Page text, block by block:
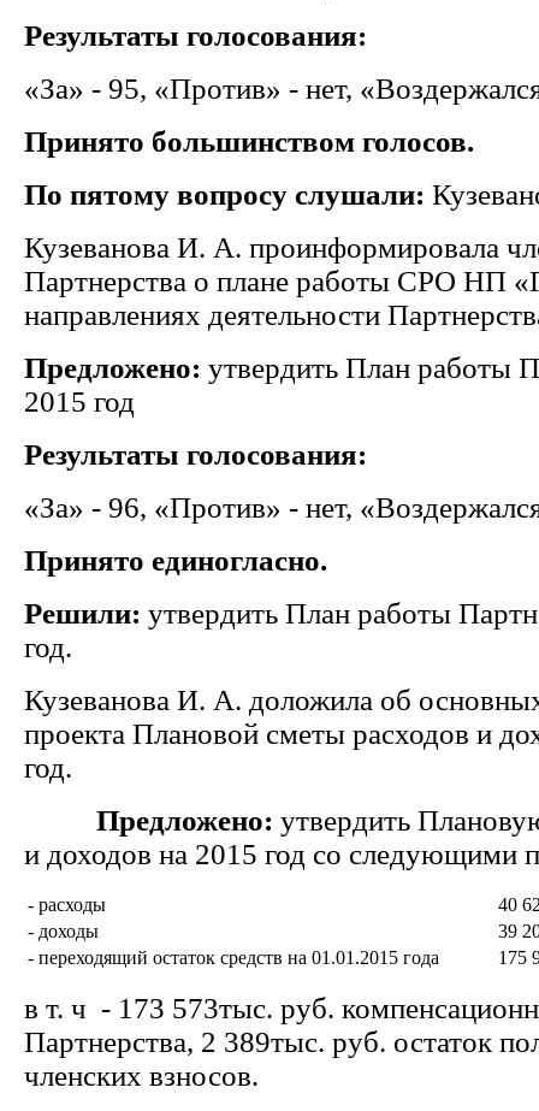
Результаты голосования:
«За» - 95, «Против» - нет,
Принято большинством голосов.
По пятому вопросу слушали:
Кузеванова И. А. проинформировала
Партнерства о плане работы СРО НП
направлениях деятельности
Предложено: утвердить План работы
2015 год
Результаты голосования:
«За» - 96, «Против» - нет,
Принято единогласно.
Решили: утвердить План работы
год.
Кузеванова И. А. доложила об
проекта Плановой сметы расходов и
год.
Предложено: утвердить
и доходов на 2015 год со следующими
- расходы
40
- доходы
39
- переходящий остаток средств на 01.01.2015 года
175
в т. ч - 173 573тыс. руб.
Партнерства, 2 389тыс. руб. остаток
членских взносов.